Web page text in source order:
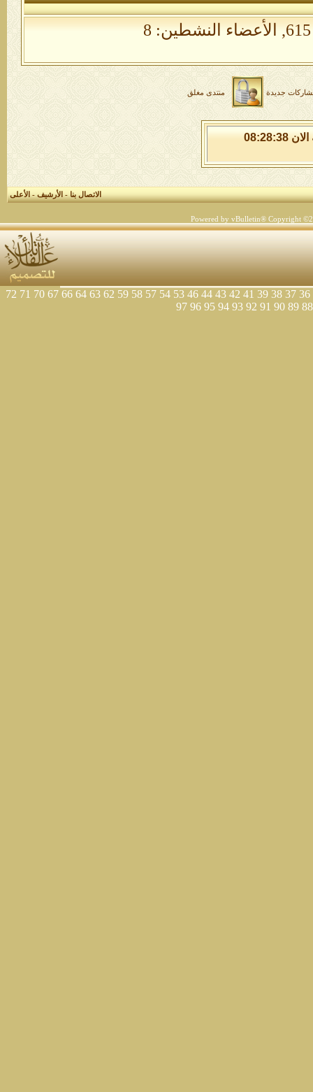
الأعضاء النشطين: 8
جديدة منتدى مغلق
الاحد 9 من اغسطس 2026 , الساعة الان 08:28:39
الاتصال بنا-الأرشيف-الأعلى
Powered by vBulletin® Copyright
36
37
38
39
41
42
43
44
46
53
54
57
58
59
62
63
64
66
67
70
71
72
88
89
90
91
92
93
94
95
96
97